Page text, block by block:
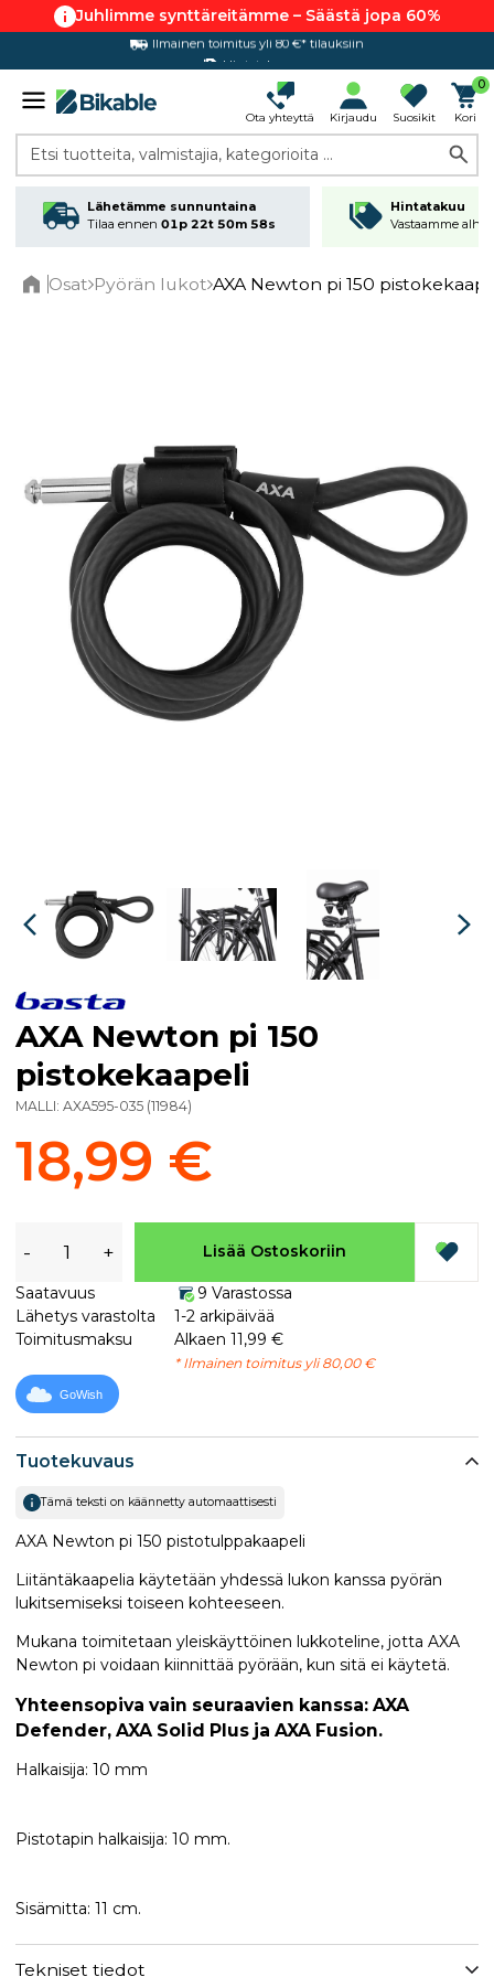
Juhlimme synttäreitämme – Säästä jopa 60%
Ilmainen toimitus yli 80 €* tilauksiin
Hintatakuu
Ota yhteyttä Kirjaudu Suosikit
0
Kori
Etsi tuotteita, valmistajia, kategorioita ...
Lähetämme sunnuntaina
Tilaa ennen 01p 22t 50m 57s
Hintatakuu
Vastaamme
Osat Pyörän lukot AXA Newton pi 150
Tuotekuvaus
Tämä teksti on käännetty automaattisesti
AXA Newton pi 150 pistotulppakaapeli
Liitäntäkaapelia käytetään yhdessä lukon kanssa pyörän
lukitsemiseksi toiseen kohteeseen.
Mukana toimitetaan yleiskäyttöinen lukkoteline, jotta AXA
Newton pi voidaan kiinnittää pyörään, kun sitä ei käytetä.
Yhteensopiva vain seuraavien kanssa: AXA
Defender, AXA Solid Plus ja AXA Fusion.
Halkaisija: 10 mm
Pistotapin halkaisija: 10 mm.
Sisämitta: 11 cm.
Tekniset tiedot
AXA Newton pi 150
pistokekaapeli
MALLI: AXA595-035 (11984)
18,99 €
- + Lisää Ostoskoriin
Saatavuus
9 Varastossa
Lähetys varastolta
1-2 arkipäivää
Toimitusmaksu
Alkaen 11,99 €
* Ilmainen toimitus yli 80,00 €
GoWish